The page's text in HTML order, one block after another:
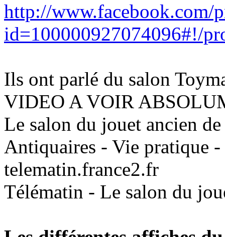
http://www.facebook.com/
id=100000927074096#!/
Ils ont parlé du salon
VIDEO A VOIR
Le salon du jouet ancien
Antiquaires - Vie pratique
telematin.france2.fr
Télématin - Le salon du